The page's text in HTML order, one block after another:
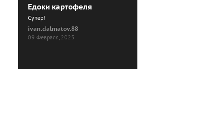
Едоки картофеля
Cупер!
ivan.dalmatov.88
09 Февраля, 2025